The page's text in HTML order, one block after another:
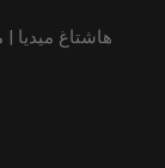
هاشتاغ ميديا |